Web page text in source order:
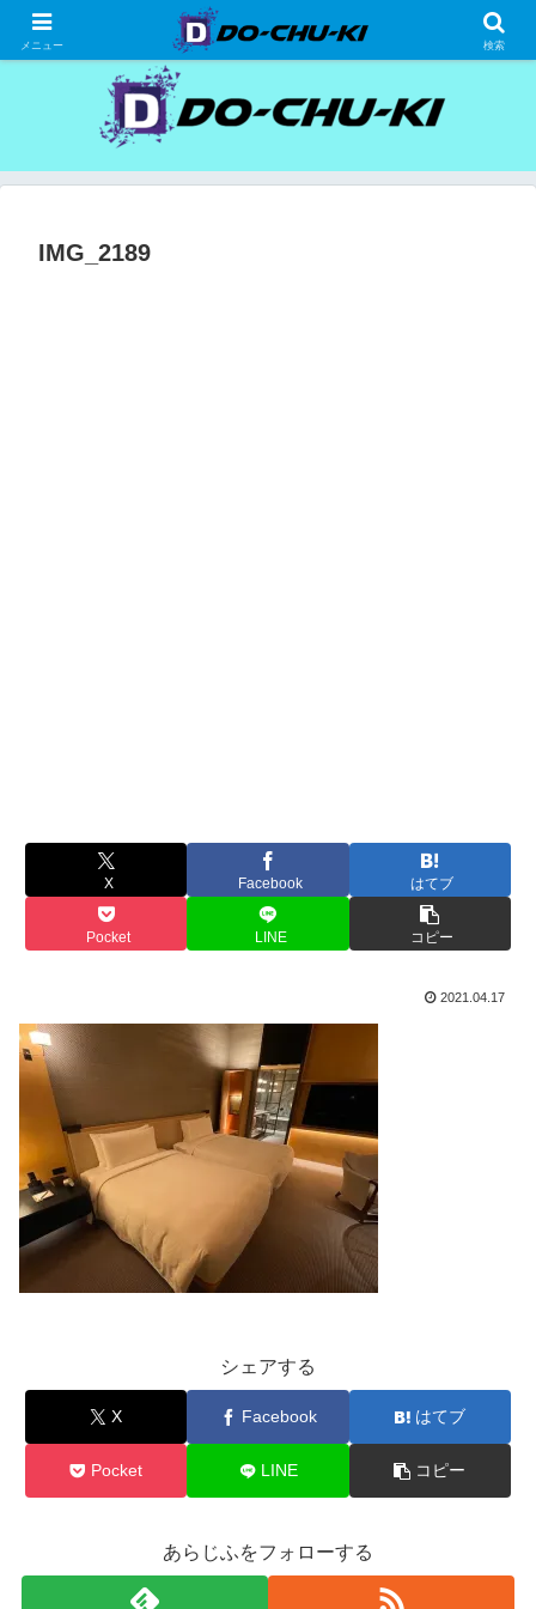
高級ホテルの格安宿泊研究、宿泊記
IMG_2189
X Facebook はてブ
Pocket LINE コピー
2021.04.17
シェアする
X Facebook はてブ
Pocket LINE コピー
あらじふをフォローする
メニュー 検索